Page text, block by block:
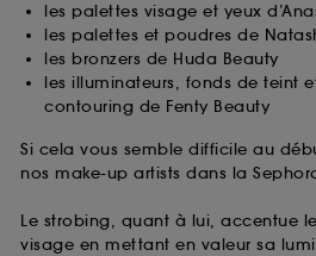
les palettes visage et yeux
les palettes et poudres de
les bronzers de Huda Beauty
les illuminateurs, fonds de teint
contouring de Fenty Beauty
Si cela vous semble difficile au
nos make-up artists dans la
Le strobing, quant à lui, accentue
visage en mettant en valeur sa